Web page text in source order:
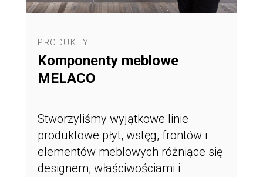
PRODUKTY
Komponenty meblowe
MELACO
Stworzyliśmy wyjątkowe linie
produktowe płyt, wstęg, frontów i
elementów meblowych różniące się
designem, właściwościami i